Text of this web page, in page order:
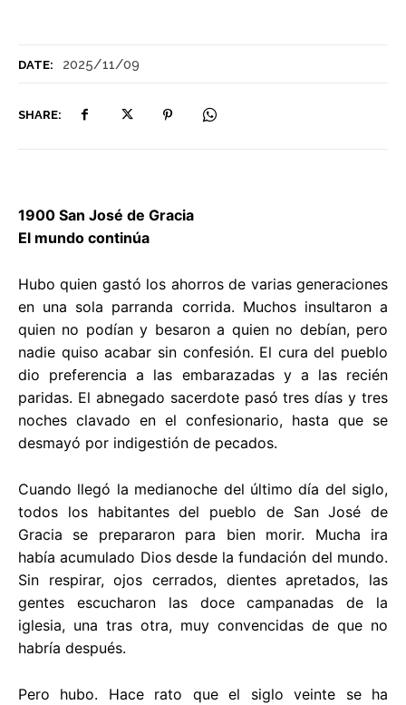
DATE: 2025/11/09
SHARE:
1900 San José de Gracia
El mundo continúa
Hubo quien gastó los ahorros de varias generaciones
en una sola parranda corrida. Muchos insultaron a
quien no podían y besaron a quien no debían, pero
nadie quiso acabar sin confesión. El cura del pueblo
dio preferencia a las embarazadas y a las recién
paridas. El abnegado sacerdote pasó tres días y tres
noches clavado en el confesionario, hasta que se
desmayó por indigestión de pecados.
Cuando llegó la medianoche del último día del siglo,
todos los habitantes del pueblo de San José de
Gracia se prepararon para bien morir. Mucha ira
había acumulado Dios desde la fundación del mundo.
Sin respirar, ojos cerrados, dientes apretados, las
gentes escucharon las doce campanadas de la
iglesia, una tras otra, muy convencidas de que no
habría después.
Pero hubo. Hace rato que el siglo veinte se ha